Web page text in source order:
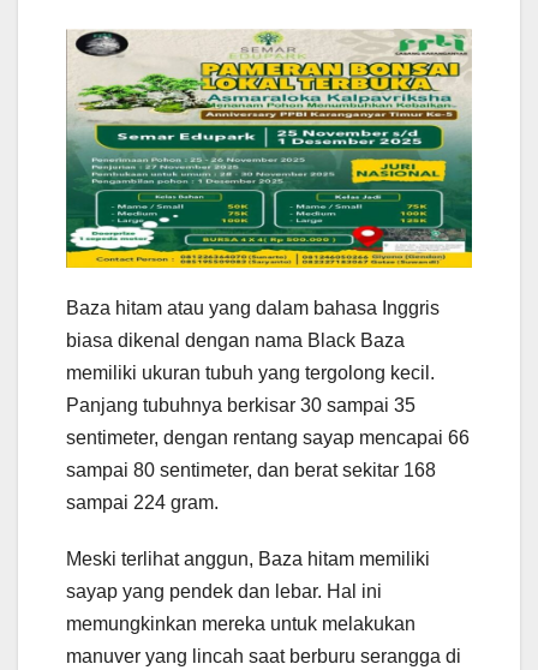
Baza hitam atau yang dalam bahasa Inggris
biasa dikenal dengan nama Black Baza
memiliki ukuran tubuh yang tergolong kecil.
Panjang tubuhnya berkisar 30 sampai 35
sentimeter, dengan rentang sayap mencapai 66
sampai 80 sentimeter, dan berat sekitar 168
sampai 224 gram.
Meski terlihat anggun, Baza hitam memiliki
sayap yang pendek dan lebar. Hal ini
memungkinkan mereka untuk melakukan
manuver yang lincah saat berburu serangga di